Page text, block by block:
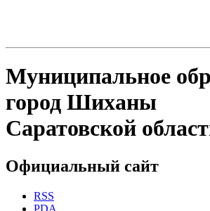
Муниципальное
город Шиханы
Саратовской
Официальный сайт
RSS
PDA